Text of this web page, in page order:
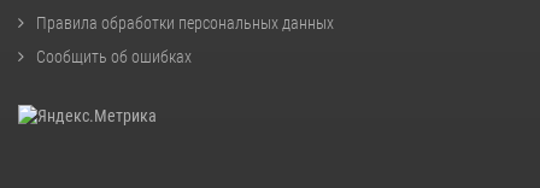
Правила обработки персональных данных
Сообщить об ошибках